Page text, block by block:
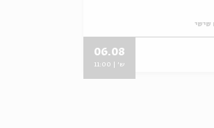
שישי
06.08
ש' | 11:00